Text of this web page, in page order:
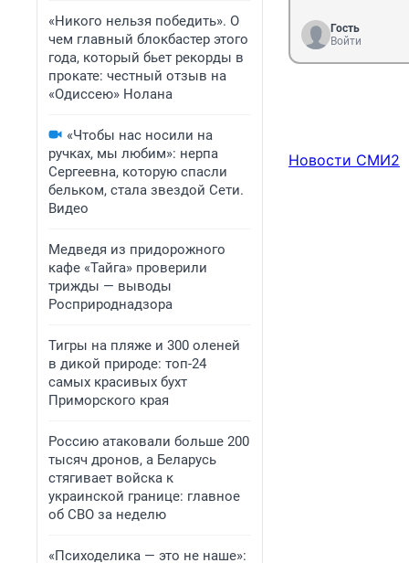
«Никого нельзя победить». О
чем главный блокбастер этого
года, который бьет рекорды в
прокате: честный отзыв на
«Одиссею» Нолана
«Чтобы нас носили на
ручках, мы любим»: нерпа
Сергеевна, которую спасли
бельком, стала звездой Сети.
Видео
Медведя из придорожного
кафе «Тайга» проверили
трижды — выводы
Росприроднадзора
Тигры на пляже и 300 оленей
в дикой природе: топ-24
самых красивых бухт
Приморского края
Россию атаковали больше 200
тысяч дронов, а Беларусь
стягивает войска к
украинской границе: главное
об СВО за неделю
«Психоделика — это не наше»:
Гость
Войти
Новости СМИ2